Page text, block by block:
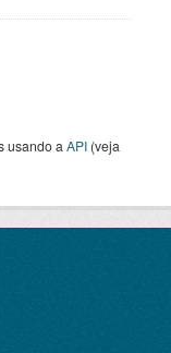
usando a API (veja